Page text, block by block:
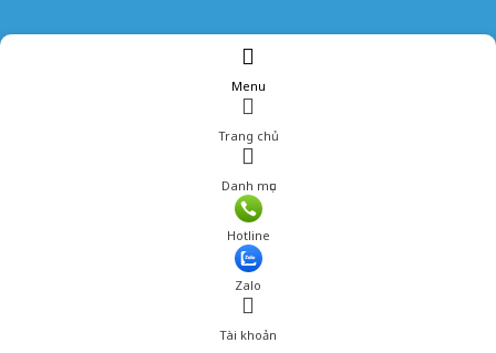
Menu
Trang chủ
Danh mục
Hotline
Zalo
Tài khoản